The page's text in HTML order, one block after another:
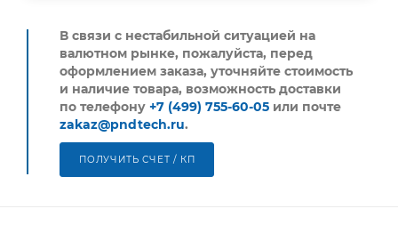
В связи с нестабильной ситуацией на
валютном рынке, пожалуйста, перед
оформлением заказа, уточняйте стоимость
и наличие товара, возможность доставки
по телефону +7 (499) 755-60-05 или почте
zakaz@pndtech.ru.
ПОЛУЧИТЬ СЧЕТ / КП